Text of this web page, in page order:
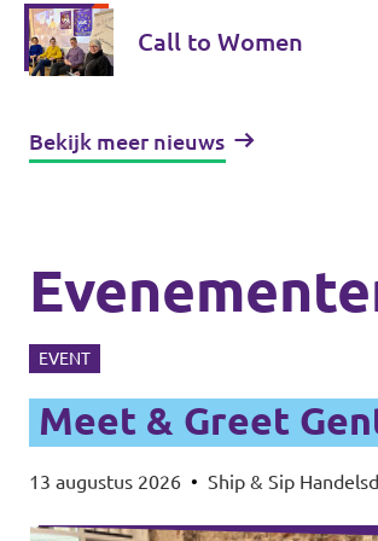
Call to Women
Bekijk meer nieuws
EVENT
Meet & Greet
13 augustus 2026 • Ship & Sip